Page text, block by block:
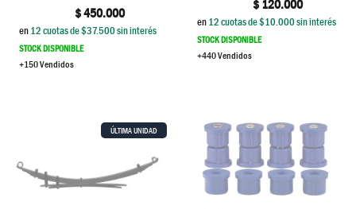
$450.000
en12cuotas de $37.500sin interés
STOCK DISPONIBLE
+150 Vendidos
$120.000
en12cuotas de $10.000sin interés
STOCK DISPONIBLE
+440 Vendidos
ÚLTIMA UNIDAD